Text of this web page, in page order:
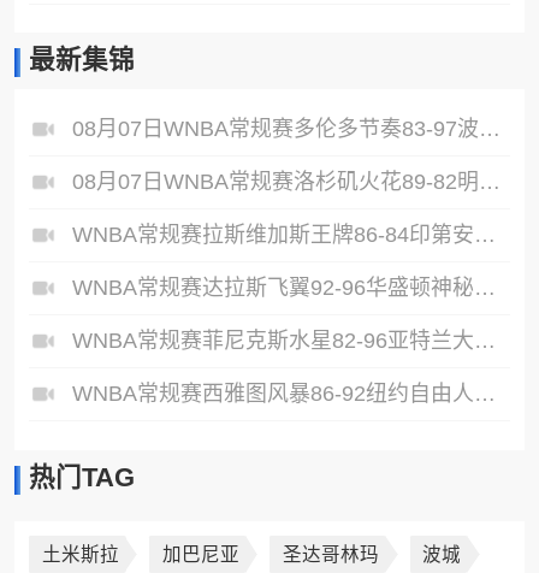
最新集锦
08月07日WNBA常规赛多伦多节奏83-97波特兰火焰集锦
08月07日WNBA常规赛洛杉矶火花89-82明尼苏达山猫全场集锦
WNBA常规赛拉斯维加斯王牌86-84印第安纳狂热全场集锦
WNBA常规赛达拉斯飞翼92-96华盛顿神秘人全场集锦
WNBA常规赛菲尼克斯水星82-96亚特兰大梦想全场集锦
WNBA常规赛西雅图风暴86-92纽约自由人全场集锦
热门TAG
土米斯拉 加巴尼亚 圣达哥林玛 波城